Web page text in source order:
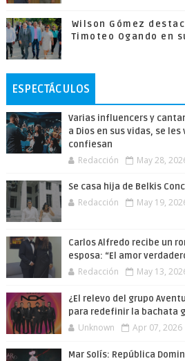
Wilson Gómez
Timoteo Ogando en
ESPECTÁCULOS
Varias influencers y
a Dios en sus vidas, se
confiesan
Redacción May 28,
Se casa hija de Belkis
Redacción May 19,
Carlos Alfredo recibe un
esposa: “El amor
Redacción May 13,
¿El relevo del grupo
para redefinir la bachata
Unknown Apr 07, 2026
Mar Solís: República